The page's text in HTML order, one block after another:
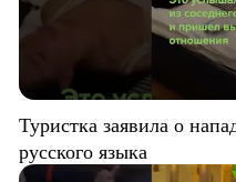
Туристка заявила о
русского языка